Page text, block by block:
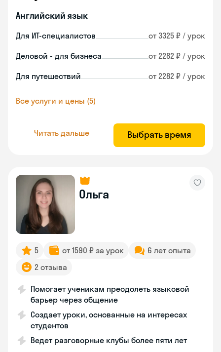
Английский язык
Для ИТ-специалистов от 3325 ₽ / урок
Деловой - для бизнеса от 2282 ₽ / урок
Для путешествий от 2282 ₽ / урок
Все услуги и цены (5)
Читать дальше Выбрать время
Ольга
5 от 1590 ₽ за урок
6 лет опыта
2 отзыва
Помогает ученикам преодолеть языковой
барьер через общение
Создает уроки, основанные на интересах
студентов
Ведет разговорные клубы более пяти лет